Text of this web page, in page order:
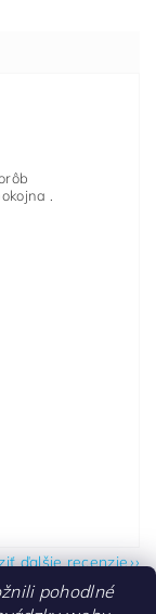
.
ďalšie recenzie
pohodlné